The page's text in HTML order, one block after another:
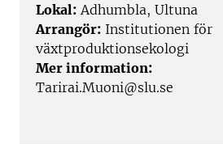
Lokal: Adhumbla, Ultuna
Arrangör: Institutionen för
växtproduktionsekologi
Mer information:
Tarirai.Muoni@slu.se